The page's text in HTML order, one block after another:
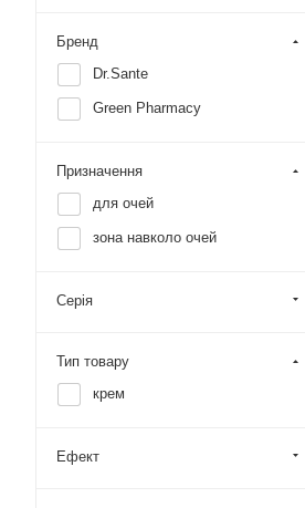
Бренд
Dr.Sante
Green Pharmacy
Призначення
для очей
зона навколо очей
Серія
Тип товару
крем
Ефект